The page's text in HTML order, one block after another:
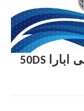
پمپ کفکش مستغرق چدنی ابارا 50DS